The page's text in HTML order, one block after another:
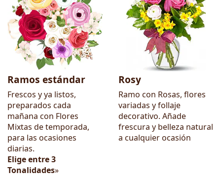
Ramos estándar
Frescos y ya listos,
preparados cada
mañana con Flores
Mixtas de temporada,
para las ocasiones
diarias.
Elige entre 3
Tonalidades»
Rosy
Ramo con Rosas, flores
variadas y follaje
decorativo. Añade
frescura y belleza natural
a cualquier ocasión